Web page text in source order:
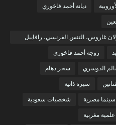
ديانة أحمد فاخوري
غاروس، التنس الفرنسي، رافاييل
زوجة أحمد فاخوري
الدوسري سحر دهام
سيرة ذاتية
سينما مصرية شخصيات سعودية
مغربية